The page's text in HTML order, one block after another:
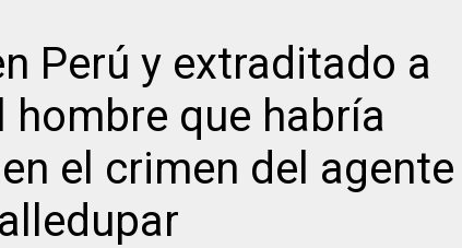
Perú y extraditado a
hombre que habría
el crimen del agente